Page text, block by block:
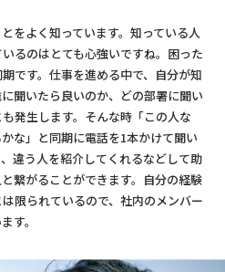
をよく知っています。知っている人
るのはとても心強いですね。困った
です。仕事を進める中で、自分が知
聞いたら良いのか、どの部署に聞い
発生します。そんな時「この人な
な」と同期に電話を1本かけて聞い
違う人を紹介してくれるなどして助
繋がることができます。自分の経験
限られているので、社内のメンバー
す。